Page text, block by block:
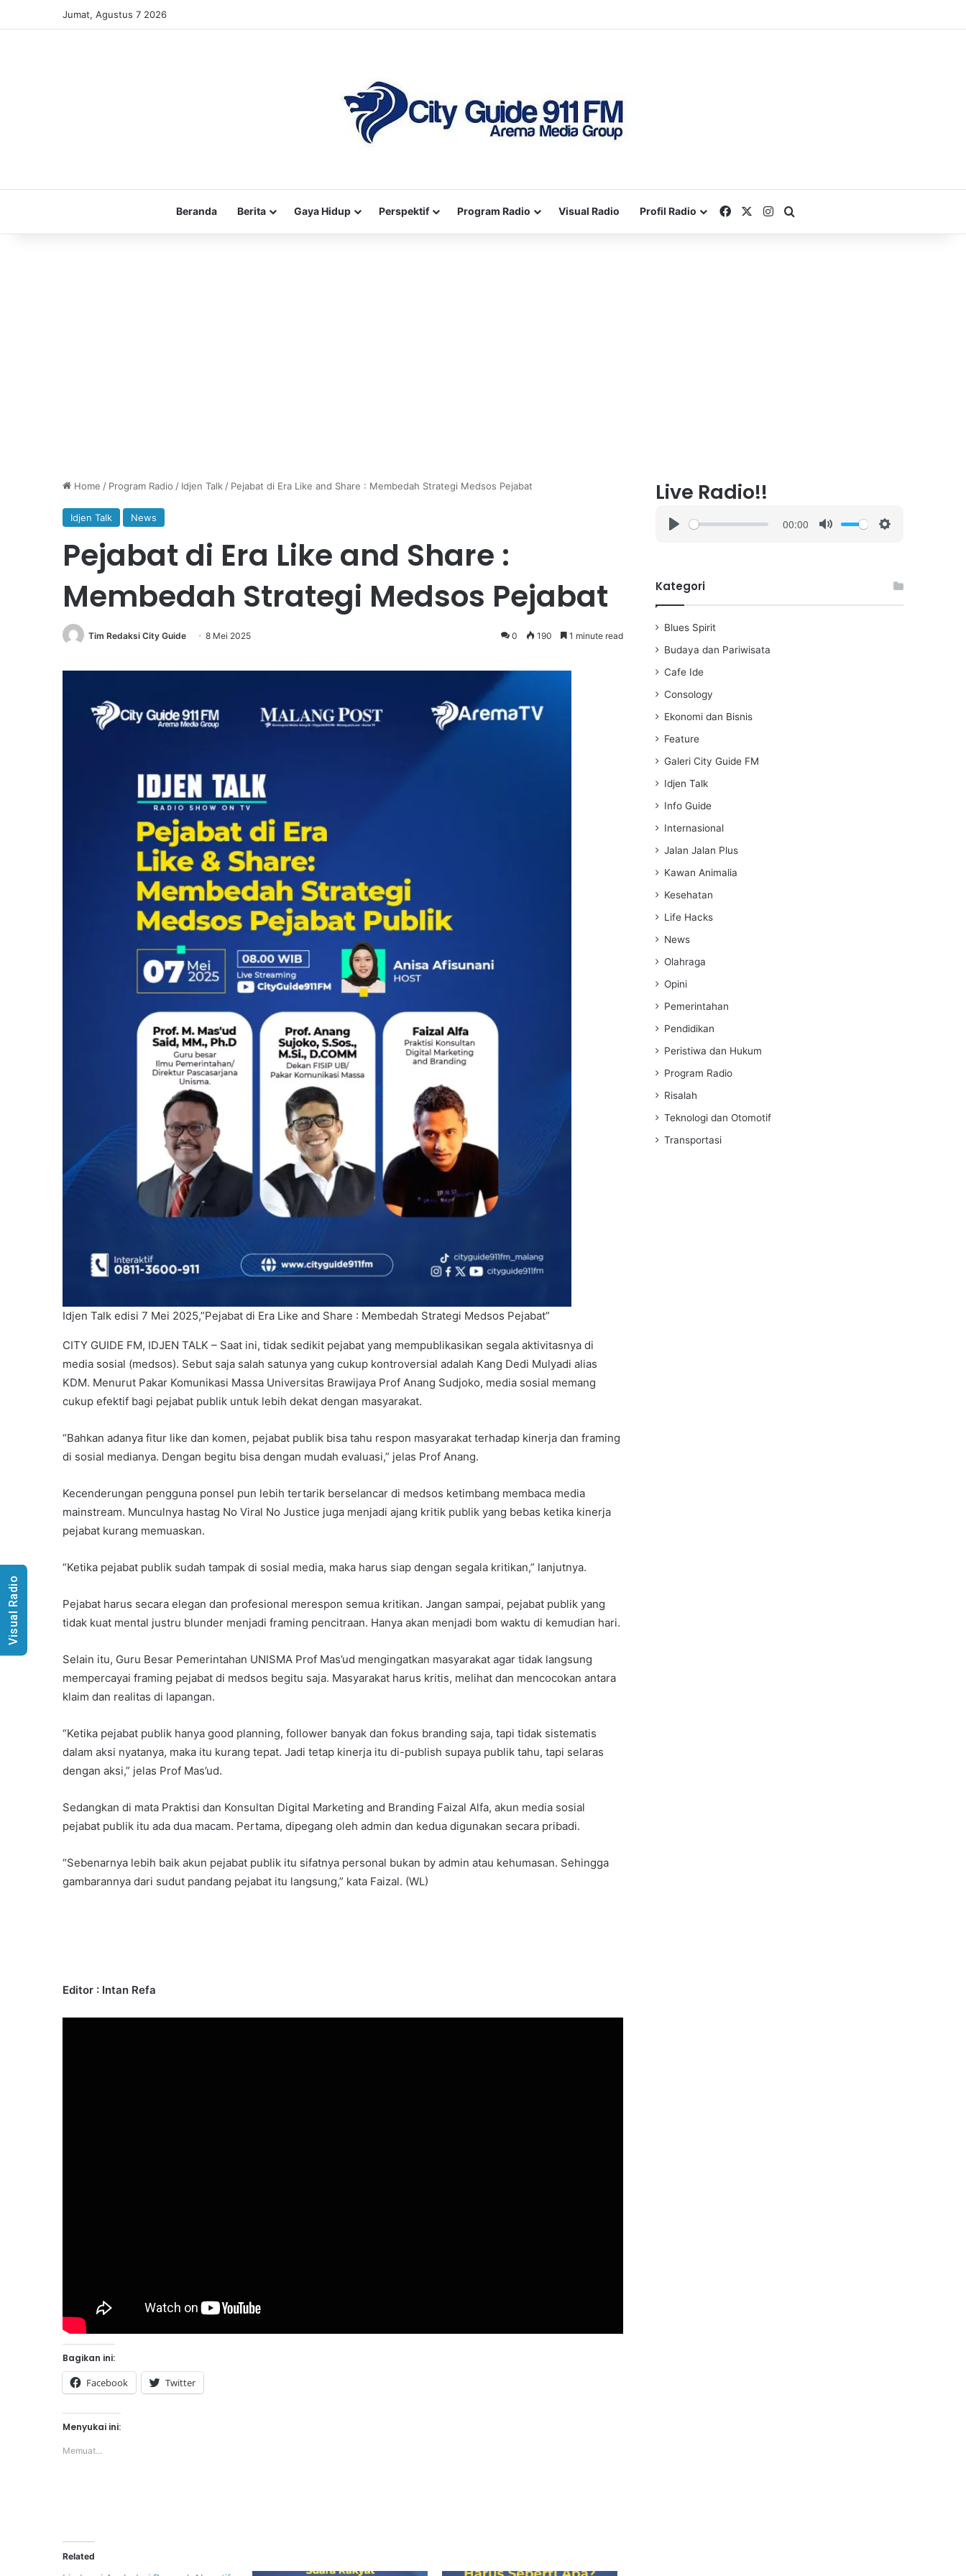
Jumat, Agustus 7 2026
Beranda Berita Gaya Hidup Perspektif Program Radio Visual Radio Profil Radio FacebookInstagram
Home / Program Radio / Idjen Talk / Pejabat di Era Like and Share : Membedah Strategi Medsos Pejabat
Idjen Talk News
Pejabat di Era Like and Share :
Membedah Strategi Medsos Pejabat
Tim Redaksi City Guide 8 Mei 2025 0 190 1 minute read
Idjen Talk edisi 7 Mei 2025,”Pejabat di Era Like and Share : Membedah Strategi Medsos Pejabat”
CITY GUIDE FM, IDJEN TALK – Saat ini, tidak sedikit pejabat yang mempublikasikan segala aktivitasnya di
media sosial (medsos). Sebut saja salah satunya yang cukup kontroversial adalah Kang Dedi Mulyadi alias
KDM. Menurut Pakar Komunikasi Massa Universitas Brawijaya Prof Anang Sudjoko, media sosial memang
cukup efektif bagi pejabat publik untuk lebih dekat dengan masyarakat.
“Bahkan adanya fitur like dan komen, pejabat publik bisa tahu respon masyarakat terhadap kinerja dan framing
di sosial medianya. Dengan begitu bisa dengan mudah evaluasi,” jelas Prof Anang.
Kecenderungan pengguna ponsel pun lebih tertarik berselancar di medsos ketimbang membaca media
mainstream. Munculnya hastag No Viral No Justice juga menjadi ajang kritik publik yang bebas ketika kinerja
pejabat kurang memuaskan.
“Ketika pejabat publik sudah tampak di sosial media, maka harus siap dengan segala kritikan,” lanjutnya.
Pejabat harus secara elegan dan profesional merespon semua kritikan. Jangan sampai, pejabat publik yang
tidak kuat mental justru blunder menjadi framing pencitraan. Hanya akan menjadi bom waktu di kemudian hari.
Selain itu, Guru Besar Pemerintahan UNISMA Prof Mas’ud mengingatkan masyarakat agar tidak langsung
mempercayai framing pejabat di medsos begitu saja. Masyarakat harus kritis, melihat dan mencocokan antara
klaim dan realitas di lapangan.
“Ketika pejabat publik hanya good planning, follower banyak dan fokus branding saja, tapi tidak sistematis
dalam aksi nyatanya, maka itu kurang tepat. Jadi tetap kinerja itu di-publish supaya publik tahu, tapi selaras
dengan aksi,” jelas Prof Mas’ud.
Sedangkan di mata Praktisi dan Konsultan Digital Marketing and Branding Faizal Alfa, akun media sosial
pejabat publik itu ada dua macam. Pertama, dipegang oleh admin dan kedua digunakan secara pribadi.
“Sebenarnya lebih baik akun pejabat publik itu sifatnya personal bukan by admin atau kehumasan. Sehingga
gambarannya dari sudut pandang pejabat itu langsung,” kata Faizal. (WL)
Editor : Intan Refa
Bagikan ini:
Facebook Twitter
Menyukai ini:
Memuat...
Related
Live Radio!!
y
00:00
i
Kategori
Blues Spirit
Budaya dan Pariwisata
Cafe Ide
Consology
Ekonomi dan Bisnis
Feature
Galeri City Guide FM
Idjen Talk
Info Guide
Internasional
Jalan Jalan Plus
Kawan Animalia
Kesehatan
Life Hacks
News
Olahraga
Opini
Pemerintahan
Pendidikan
Peristiwa dan Hukum
Program Radio
Risalah
Teknologi dan Otomotif
Transportasi
Visual Radio